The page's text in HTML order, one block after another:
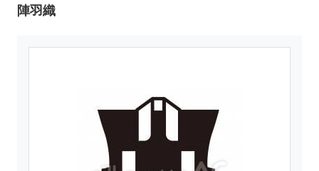
陣羽織